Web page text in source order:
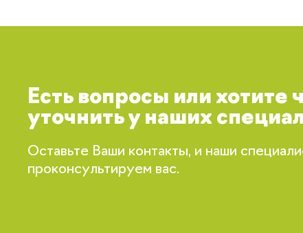
Есть вопросы или хотите
уточнить у наших
Оставьте Ваши контакты, и наши
проконсультируем вас.